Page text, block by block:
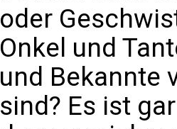
oder
Onkel und
und Bekannte
sind? Es ist